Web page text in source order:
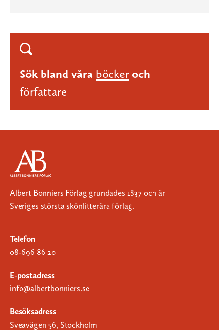
Sök bland våra böcker och
författare
Albert Bonniers Förlag grundades 1837 och är
Sveriges största skönlitterära förlag.
Telefon
08-696 86 20
E-postadress
info@albertbonniers.se
Besöksadress
Sveavägen 56, Stockholm